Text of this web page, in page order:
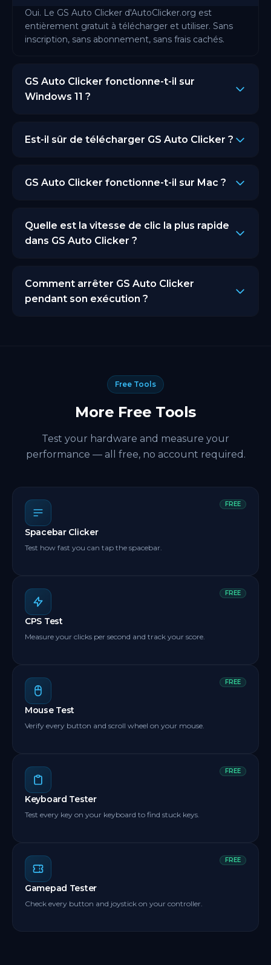
Oui. Le GS Auto Clicker d'AutoClicker.org est
entièrement gratuit à télécharger et utiliser. Sans
inscription, sans abonnement, sans frais cachés.
GS Auto Clicker fonctionne-t-il sur
Windows 11 ?
Windows 7, 8, 10 et 11. Aussi bien les systèmes 32
Est-il sûr de télécharger GS Auto Clicker ?
et vérifiée avant la sortie. Pas de malware, pas de
GS Auto Clicker fonctionne-t-il sur Mac ?
Windows. AutoClicker.org fonctionne sur Windows,
Mac, Android et Chrome. Si vous avez besoin de GS
Auto Clicker sur Mac, AutoClicker.org est
Quelle est la vitesse de clic la plus rapide
dans GS Auto Clicker ?
milliseconde. Commencez à 100ms et diminuez
meilleurs résultats.
Comment arrêter GS Auto Clicker
pendant son exécution ?
Free Tools
More Free Tools
Test your hardware and measure your
performance — all free, no account required.
FREE
Spacebar Clicker
Test how fast you can tap the spacebar.
FREE
CPS Test
Measure your clicks per second and track your score.
FREE
Mouse Test
Verify every button and scroll wheel on your mouse.
FREE
Keyboard Tester
Test every key on your keyboard to find stuck keys.
FREE
Gamepad Tester
Check every button and joystick on your controller.